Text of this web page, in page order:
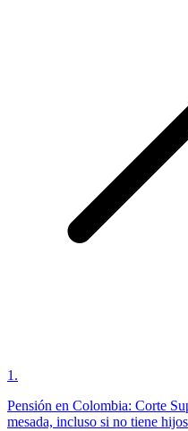
1 .
Pensión en Colombia: Corte
mesada, incluso si no tiene hijos